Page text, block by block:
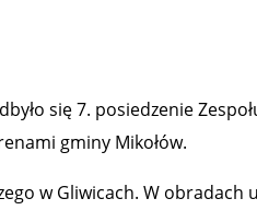
się 7. posiedzenie
gminy Mikołów.
w Gliwicach. W obradach